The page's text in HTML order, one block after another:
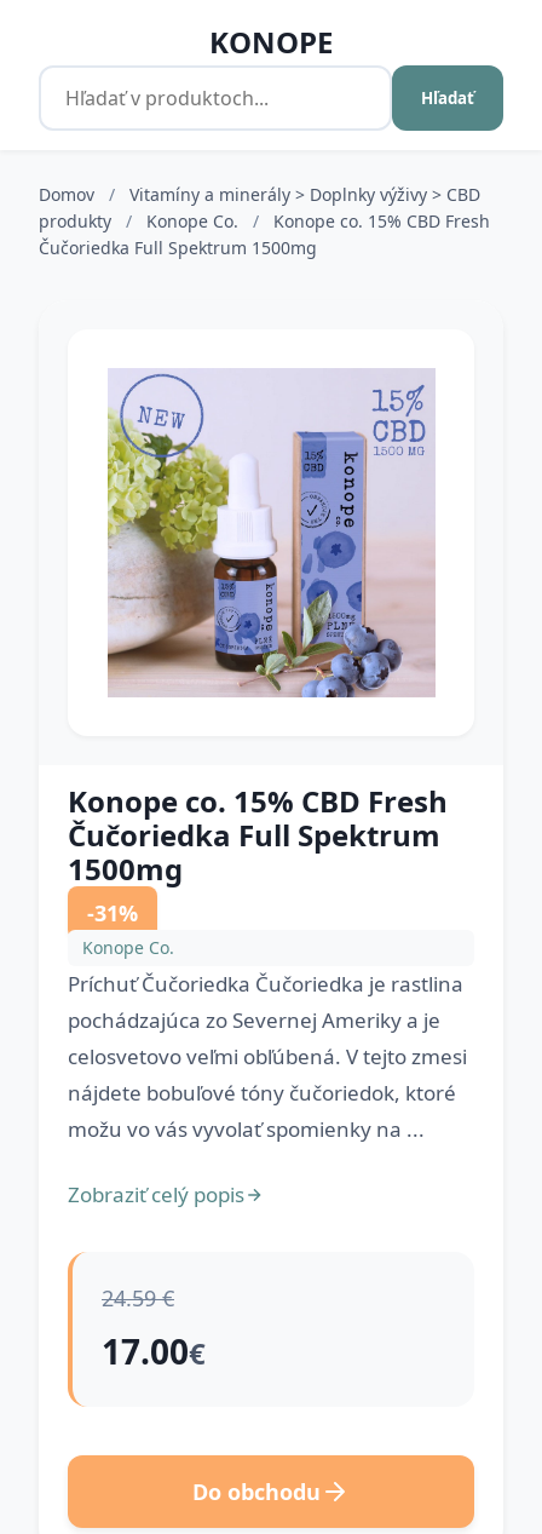
KONOPE
Hľadať
Domov /
Vitamíny a minerály > Doplnky výživy > CBD
produkty
/ Konope Co. /
Konope co. 15% CBD Fresh
Čučoriedka Full Spektrum 1500mg
Konope co. 15% CBD Fresh
Čučoriedka Full Spektrum
1500mg
-31%
Konope Co.
Príchuť Čučoriedka Čučoriedka je rastlina
pochádzajúca zo Severnej Ameriky a je
celosvetovo veľmi obľúbená. V tejto zmesi
nájdete bobuľové tóny čučoriedok, ktoré
možu vo vás vyvolať spomienky na ...
Zobraziť celý popis
24.59 €
17.00€
Do obchodu